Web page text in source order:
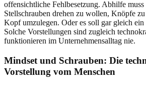
offensichtliche Fehlbesetzung. Abhilfe muss
Stellschrauben drehen zu wollen, Knöpfe
Kopf umzulegen. Oder es soll gar gleich ein
Solche Vorstellungen sind zugleich
funktionieren im Unternehmensalltag nie.
Mindset und Schrauben: Die
Vorstellung vom Menschen